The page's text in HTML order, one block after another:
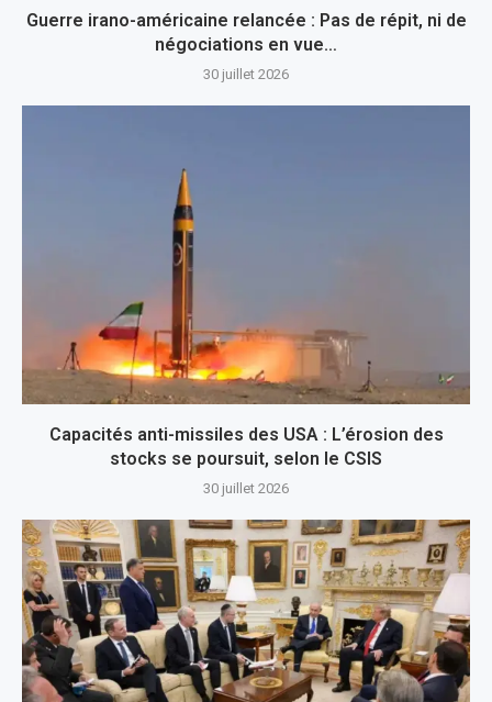
Guerre irano-américaine relancée : Pas de répit, ni de
négociations en vue…
30 juillet 2026
Capacités anti-missiles des USA : L’érosion des
stocks se poursuit, selon le CSIS
30 juillet 2026